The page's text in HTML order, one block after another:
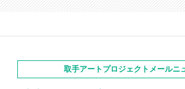
取手アートプロジェクトメールニ